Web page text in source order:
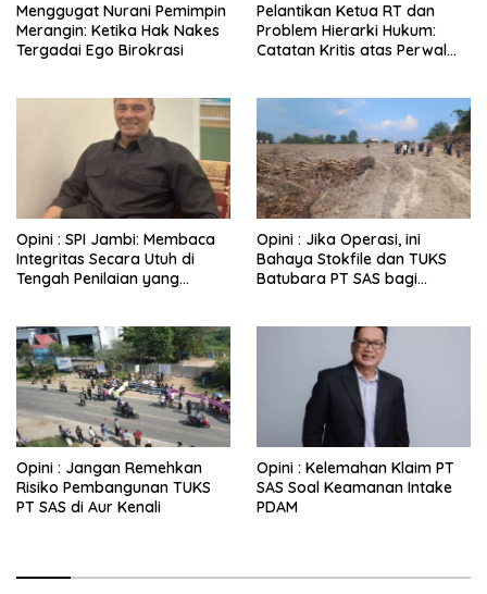
Menggugat Nurani Pemimpin
Merangin: Ketika Hak Nakes
Tergadai Ego Birokrasi
Pelantikan Ketua RT dan
Problem Hierarki Hukum:
Catatan Kritis atas Perwal
Opini : SPI Jambi: Membaca
Integritas Secara Utuh di
Tengah Penilaian yang
Opini : Jika Operasi, ini
Bahaya Stokfile dan TUKS
Batubara PT SAS bagi
Opini : Jangan Remehkan
Risiko Pembangunan TUKS
PT SAS di Aur Kenali
Opini : Kelemahan Klaim PT
SAS Soal Keamanan Intake
PDAM